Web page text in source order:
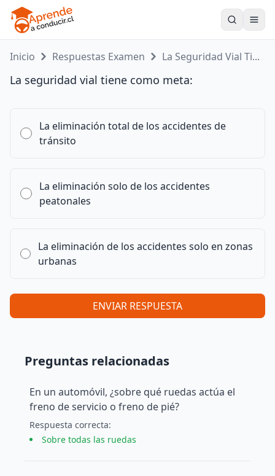
Inicio Respuestas Examen La Seguridad Vial Ti...
La seguridad vial tiene como meta:
La eliminación total de los accidentes de
tránsito
La eliminación solo de los accidentes
peatonales
La eliminación de los accidentes solo en zonas
urbanas
ENVIAR RESPUESTA
Preguntas relacionadas
En un automóvil, ¿sobre qué ruedas actúa el
freno de servicio o freno de pié?
Respuesta correcta:
Sobre todas las ruedas